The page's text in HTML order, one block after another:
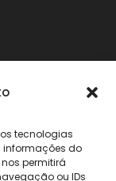
tecnologias
informações do
permitirá
ou IDs
nacional)